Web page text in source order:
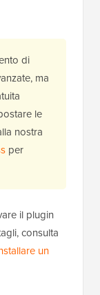
di
ma
le
nostra
per
il plugin
consulta
un